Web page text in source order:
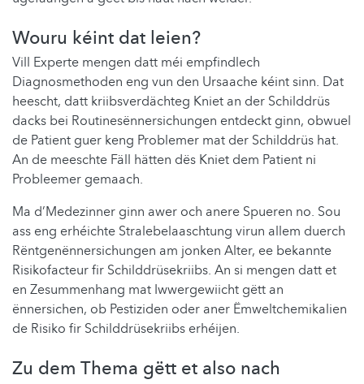
Wouru kéint dat leien?
Vill Experte mengen datt méi empfindlech
Diagnosmethoden eng vun den Ursaache kéint sinn. Dat
heescht, datt kriibsverdächteg Kniet an der Schilddrüs
dacks bei Routinesënnersichungen entdeckt ginn, obwuel
de Patient guer keng Problemer mat der Schilddrüs hat.
An de meeschte Fäll hätten dës Kniet dem Patient ni
Probleemer gemaach.
Ma d’Medezinner ginn awer och anere Spueren no. Sou
ass eng erhéichte Stralebelaaschtung virun allem duerch
Rëntgenënnersichungen am jonken Alter, ee bekannte
Risikofacteur fir Schilddrüsekriibs. An si mengen datt et
en Zesummenhang mat Iwwergewiicht gëtt an
ënnersichen, ob Pestiziden oder aner Ëmweltchemikalien
de Risiko fir Schilddrüsekriibs erhéijen.
Zu dem Thema gëtt et also nach